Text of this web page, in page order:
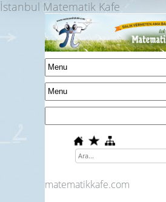
İstanbul Matematik Kafe
matematikkafe.com